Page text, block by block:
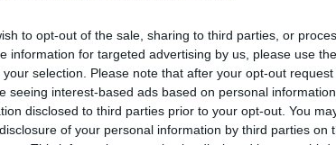
to opt-out of the sale, sharing to third parties, or
information for targeted advertising by us, please use
your selection. Please note that after your opt-out
seeing interest-based ads based on personal
disclosed to third parties prior to your opt-out. You
of your personal information by third parties on
και τα 12 μίλια